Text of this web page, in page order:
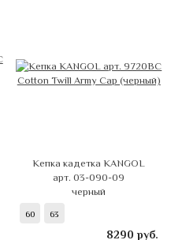
Кепка кадетка KANGOL
арт. 03-090-09
черный
60 63
8290 руб.